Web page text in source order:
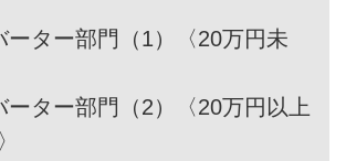
ーター部門（1）〈20万円未
ーター部門（2）〈20万円以上